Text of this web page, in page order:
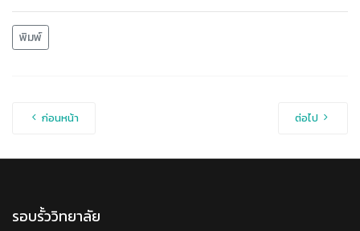
พิมพ์
ก่อนหน้า ต่อไป
รอบรั้ววิทยาลัย